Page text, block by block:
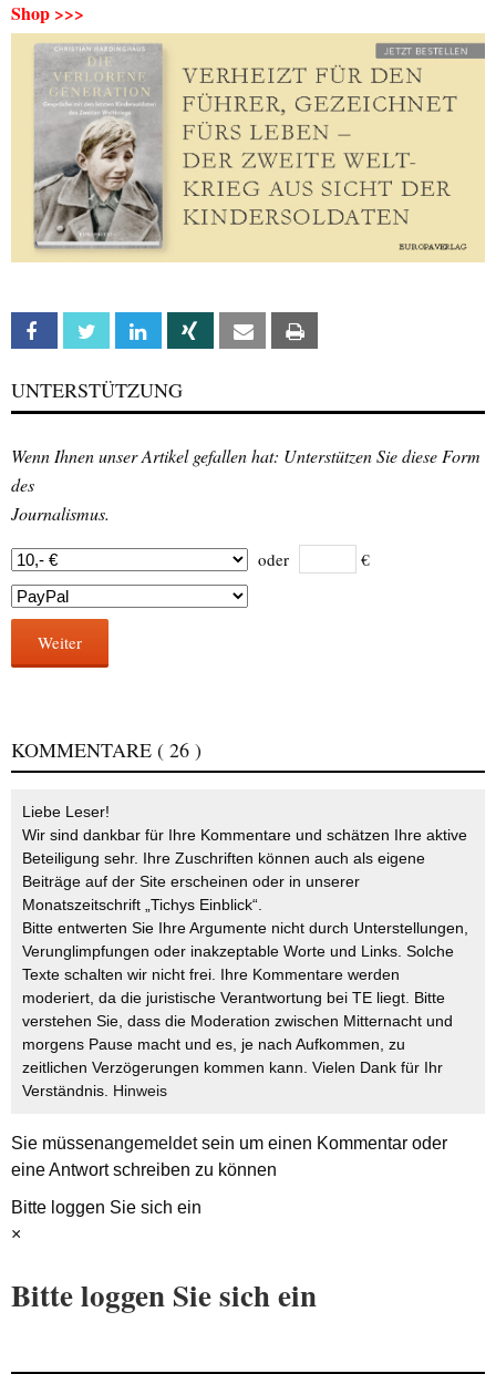
Shop >>>
Facebook Twitter Linkedin Xing Email
UNTERSTÜTZUNG
Wenn Ihnen unser Artikel gefallen hat: Unterstützen Sie diese Form
des
Journalismus.
oder €
Weiter
KOMMENTARE ( 26 )
Liebe Leser!
Wir sind dankbar für Ihre Kommentare und schätzen Ihre aktive
Beteiligung sehr. Ihre Zuschriften können auch als eigene
Beiträge auf der Site erscheinen oder in unserer
Monatszeitschrift „Tichys Einblick“.
Bitte entwerten Sie Ihre Argumente nicht durch Unterstellungen,
Verunglimpfungen oder inakzeptable Worte und Links. Solche
Texte schalten wir nicht frei. Ihre Kommentare werden
moderiert, da die juristische Verantwortung bei TE liegt. Bitte
verstehen Sie, dass die Moderation zwischen Mitternacht und
morgens Pause macht und es, je nach Aufkommen, zu
zeitlichen Verzögerungen kommen kann. Vielen Dank für Ihr
Verständnis. Hinweis
Sie müssenangemeldetsein um einen Kommentar oder
eine Antwort schreiben zu können
Bitte loggen Sie sich ein
×
Bitte loggen Sie sich ein